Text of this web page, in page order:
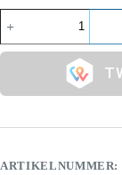
ARTIKELNUMMER: